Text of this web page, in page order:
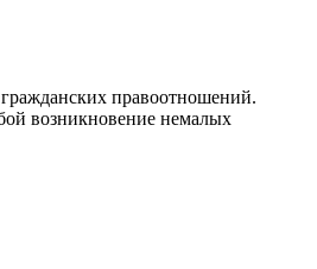
гражданских правоотношений.
возникновение немалых